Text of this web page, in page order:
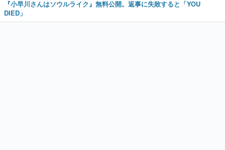
『小早川さんはソウルライク』無料公開。返事に失敗すると「YOU
DIED」